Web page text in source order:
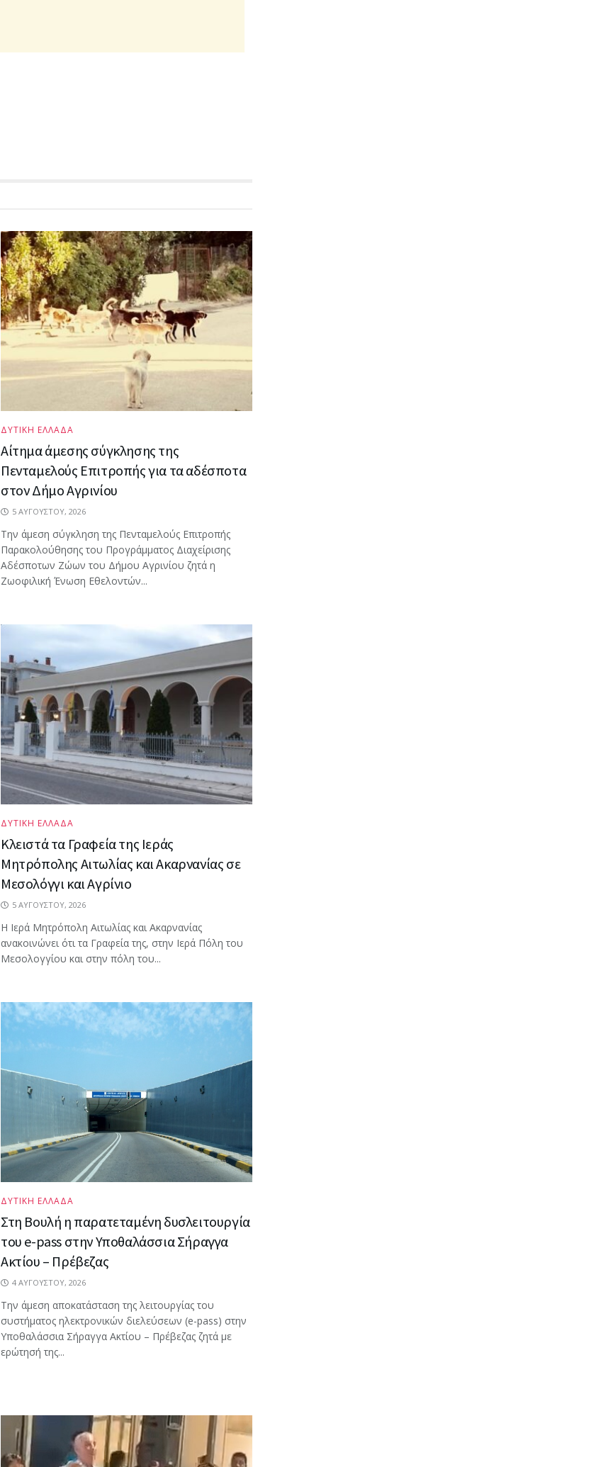
ΔΥΤΙΚΗ ΕΛΛΑΔΑ
Αίτημα άμεσης σύγκλησης της
Πενταμελούς Επιτροπής για τα αδέσποτα
στον Δήμο Αγρινίου
5 ΑΥΓΟΎΣΤΟΥ, 2026
Την άμεση σύγκληση της Πενταμελούς Επιτροπής
Παρακολούθησης του Προγράμματος Διαχείρισης
Αδέσποτων Ζώων του Δήμου Αγρινίου ζητά η
Ζωοφιλική Ένωση Εθελοντών...
ΔΥΤΙΚΗ ΕΛΛΑΔΑ
Κλειστά τα Γραφεία της Ιεράς
Μητρόπολης Αιτωλίας και Ακαρνανίας σε
Μεσολόγγι και Αγρίνιο
5 ΑΥΓΟΎΣΤΟΥ, 2026
Η Ιερά Μητρόπολη Αιτωλίας και Ακαρνανίας
ανακοινώνει ότι τα Γραφεία της, στην Ιερά Πόλη του
Μεσολογγίου και στην πόλη του...
ΔΥΤΙΚΗ ΕΛΛΑΔΑ
Στη Βουλή η παρατεταμένη δυσλειτουργία
του e-pass στην Υποθαλάσσια Σήραγγα
Ακτίου – Πρέβεζας
4 ΑΥΓΟΎΣΤΟΥ, 2026
Την άμεση αποκατάσταση της λειτουργίας του
συστήματος ηλεκτρονικών διελεύσεων (e-pass) στην
Υποθαλάσσια Σήραγγα Ακτίου – Πρέβεζας ζητά με
ερώτησή της...